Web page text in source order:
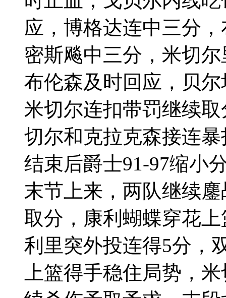
应，博格达连中三分
密斯飚中三分，米切
布伦森及时回应，贝
米切尔连扣带罚继续
切尔和克拉克森接连
结束后爵士91-97缩小
末节上来，两队继续
取分，康利蝴蝶穿花
利里突外投连得5分，
上篮得手稳住局势，